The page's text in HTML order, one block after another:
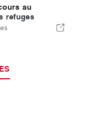
au
refuges